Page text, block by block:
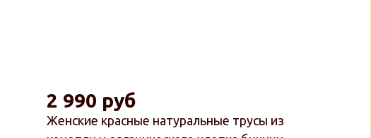
Женские красные натуральные трусы из
2 990 руб